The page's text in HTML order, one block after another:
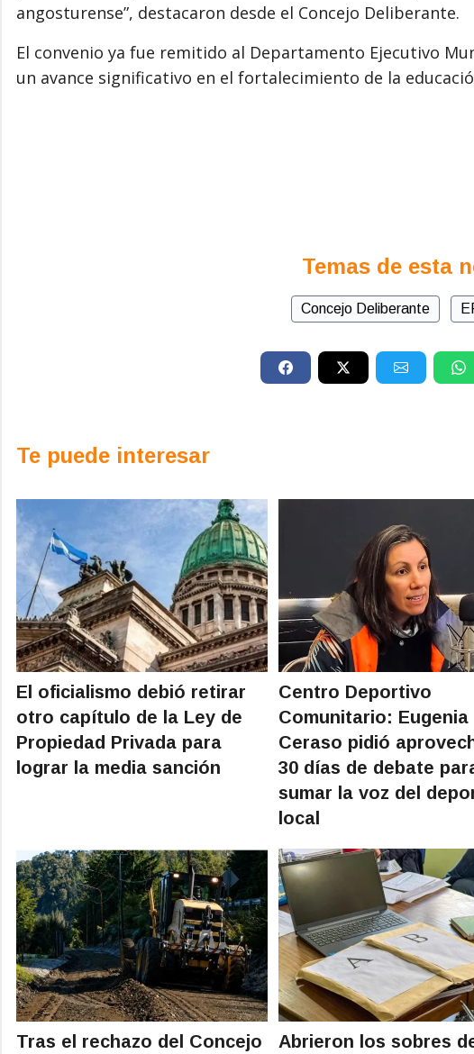
angosturense”, destacaron desde el Concejo Deliberante.
El convenio ya fue remitido al Departamento Ejecutivo
un avance significativo en el fortalecimiento de la
Temas de esta
Concejo Deliberante
Te puede interesar
El oficialismo debió retirar
otro capítulo de la Ley de
Propiedad Privada para
lograr la media sanción
Centro Deportivo
Comunitario: Eugenia
Ceraso pidió
30 días de debate
sumar la voz del
local
Tras el rechazo del Concejo
Abrieron los sobres